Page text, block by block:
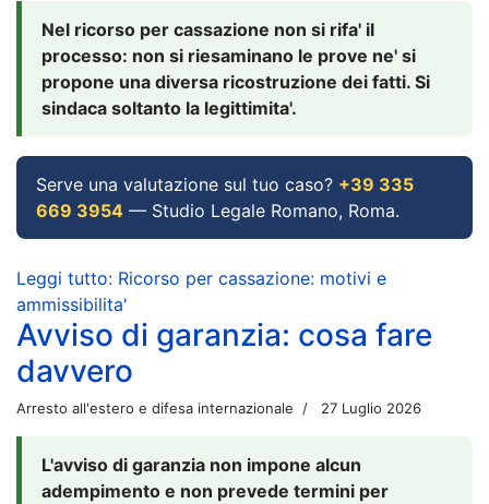
Nel ricorso per cassazione non si rifa' il
processo: non si riesaminano le prove ne' si
propone una diversa ricostruzione dei fatti. Si
sindaca soltanto la legittimita'.
Serve una valutazione sul tuo caso? +39 335
669 3954 — Studio Legale Romano, Roma.
Leggi tutto: Ricorso per cassazione: motivi e
ammissibilita'
Avviso di garanzia: cosa fare
davvero
Arresto all'estero e difesa internazionale 27 Luglio 2026
L'avviso di garanzia non impone alcun
adempimento e non prevede termini per